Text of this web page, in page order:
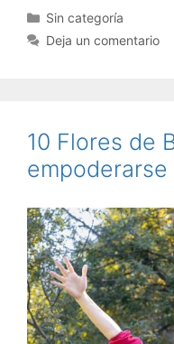
Categorías
Sin categoría
Deja un comentario
10 Flores de
empoderarse